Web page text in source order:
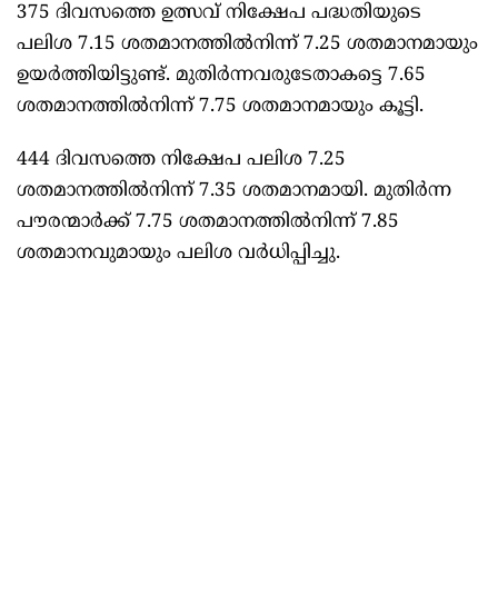
375 ദിവസത്തെ ഉത്സവ് നിക്ഷേപ പദ്ധതിയുടെ
പലിശ 7.15 ശതമാനത്തിൽനിന്ന് 7.25 ശതമാനമായും
ഉയർത്തിയിട്ടുണ്ട്. മുതിർന്നവരുടേതാകട്ടെ 7.65
ശതമാനത്തിൽനിന്ന് 7.75 ശതമാനമായും കൂട്ടി.
444 ദിവസത്തെ നിക്ഷേപ പലിശ 7.25
ശതമാനത്തിൽനിന്ന് 7.35 ശതമാനമായി. മുതിർന്ന
പൗരന്മാർക്ക് 7.75 ശതമാനത്തിൽനിന്ന് 7.85
ശതമാനവുമായും പലിശ വർധിപ്പിച്ചു.